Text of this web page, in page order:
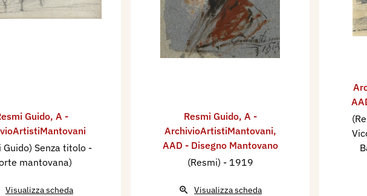
Guido, A -
Guido) Senza titolo -
mantovana)
Visualizza scheda
Resmi Guido, A -
ArchivioArtistiMantovani,
AAD - Disegno Mantovano
(Resmi) - 1919
Visualizza scheda